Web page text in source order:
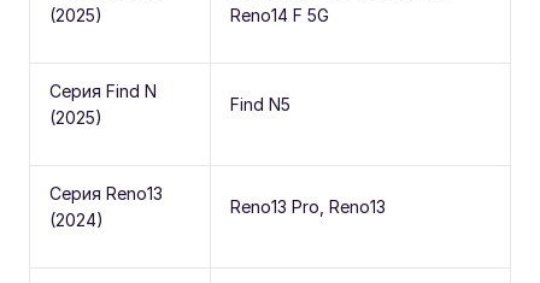
(2025)
Reno14 F 5G
Серия Find N
(2025)
Find N5
Серия Reno13
(2024)
Reno13 Pro, Reno13